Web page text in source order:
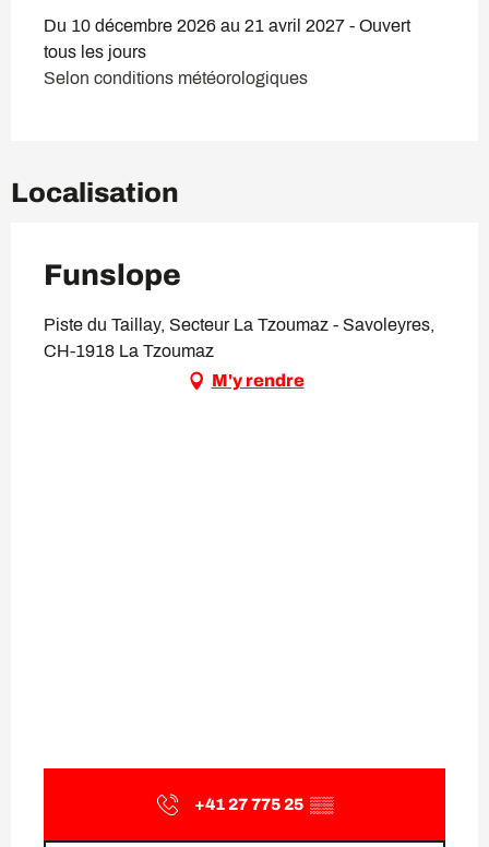
Du 10 décembre 2026 au 21 avril 2027 - Ouvert
tous les jours
Selon conditions météorologiques
Localisation
Funslope
Piste du Taillay, Secteur La Tzoumaz - Savoleyres,
CH-1918 La Tzoumaz
M'y rendre
+41 27 775 25 ▒▒